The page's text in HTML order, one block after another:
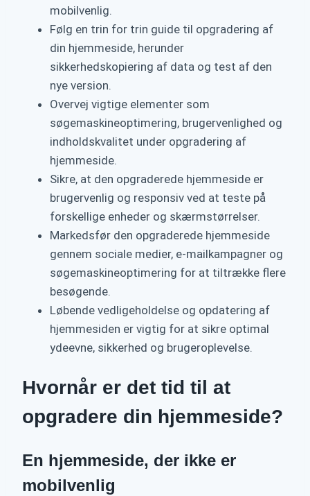
mobilvenlig.
Følg en trin for trin guide til opgradering af
din hjemmeside, herunder
sikkerhedskopiering af data og test af den
nye version.
Overvej vigtige elementer som
søgemaskineoptimering, brugervenlighed og
indholdskvalitet under opgradering af
hjemmeside.
Sikre, at den opgraderede hjemmeside er
brugervenlig og responsiv ved at teste på
forskellige enheder og skærmstørrelser.
Markedsfør den opgraderede hjemmeside
gennem sociale medier, e-mailkampagner og
søgemaskineoptimering for at tiltrække flere
besøgende.
Løbende vedligeholdelse og opdatering af
hjemmesiden er vigtig for at sikre optimal
ydeevne, sikkerhed og brugeroplevelse.
Hvornår er det tid til at
opgradere din hjemmeside?
En hjemmeside, der ikke er
mobilvenlig